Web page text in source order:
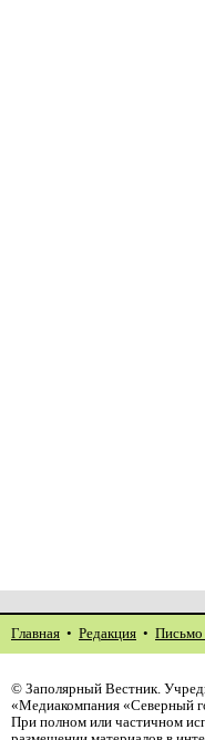
Главная • Редакция • Письмо
© Заполярный Вестник.
«Медиакомпания «Северный
При полном или частичном